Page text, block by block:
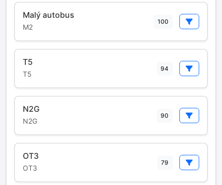
Malý autobus
M2
100
T5
T5
94
N2G
N2G
90
OT3
OT3
79